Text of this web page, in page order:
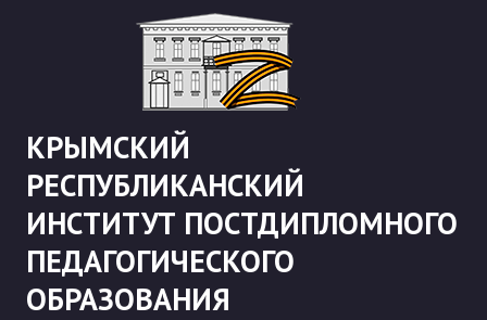
КРЫМСКИЙ
РЕСПУБЛИКАНСКИЙ
ИНСТИТУТ ПОСТДИПЛОМНОГО
ПЕДАГОГИЧЕСКОГО
ОБРАЗОВАНИЯ